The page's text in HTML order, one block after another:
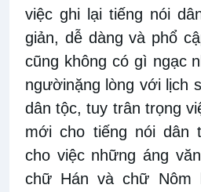
việc ghi lại tiếng nói
giản, dễ dàng và phổ
cũng không có gì ngạc
ngườinặng lòng với lịch
dân tộc, tuy trân trọng
mới cho tiếng nói dân
cho việc những áng
chữ Hán và chữ Nôm